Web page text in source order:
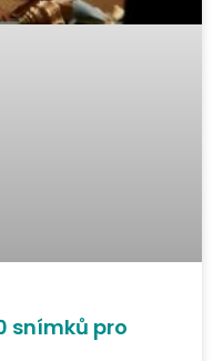
snímků pro